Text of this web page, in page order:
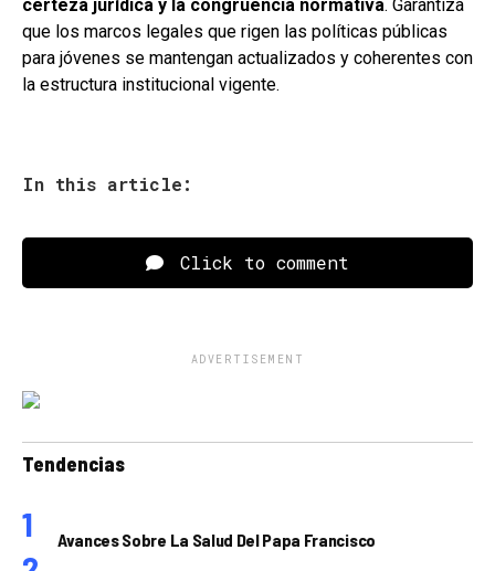
certeza jurídica y la congruencia normativa. Garantiza
que los marcos legales que rigen las políticas públicas
para jóvenes se mantengan actualizados y coherentes con
la estructura institucional vigente.
In this article:
Click to comment
ADVERTISEMENT
Tendencias
Avances Sobre La Salud Del Papa Francisco